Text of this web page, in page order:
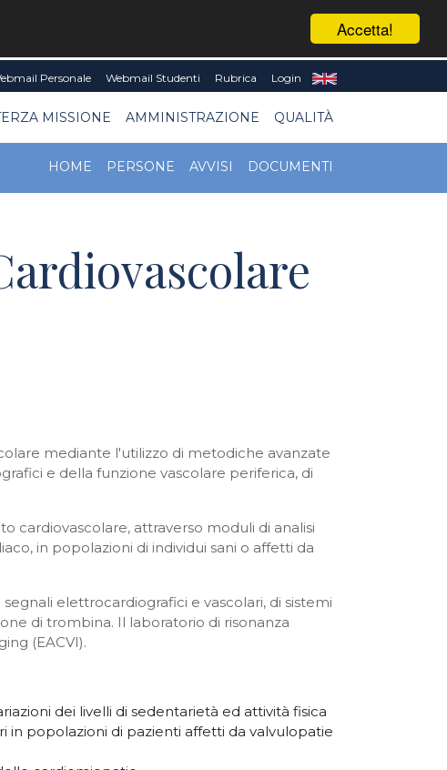
Accetta!
Personale Webmail Studenti Rubrica Login
MISSIONE AMMINISTRAZIONE QUALITÀ
HOME PERSONE AVVISI DOCUMENTI
mediante l'utilizzo di metodiche avanzate
e della funzione vascolare periferica, di
cardiovascolare, attraverso moduli di analisi
in popolazioni di individui sani o affetti da
elettrocardiografici e vascolari, di sistemi
di trombina. Il laboratorio di risonanza
(EACVI).
dei livelli di sedentarietà ed attività fisica
in popolazioni di pazienti affetti da valvulopatie